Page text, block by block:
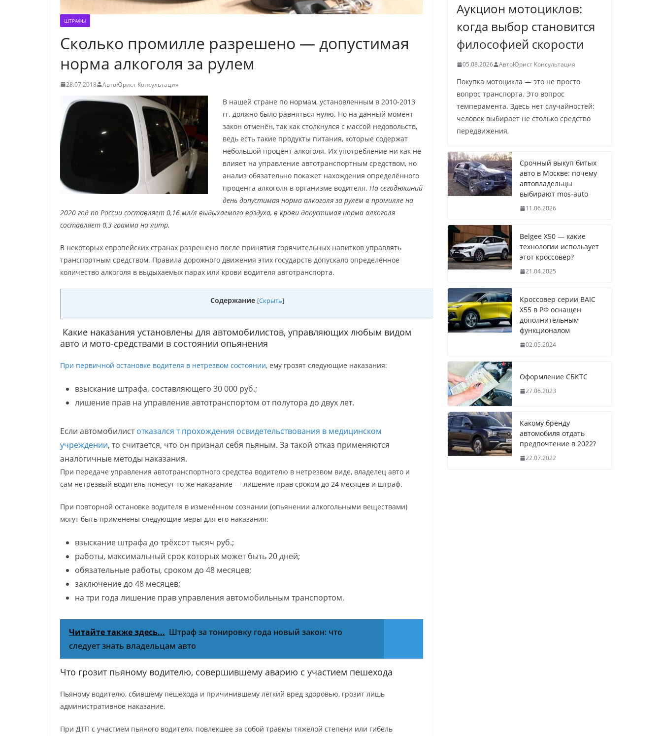
ШТРАФЫ
Сколько промилле разрешено — допустимая
норма алкоголя за рулем
28.07.2018 АвтоЮрист Консультация
В нашей стране по нормам, установленным в 2010-2013
гг. должно было равняться нулю. Но на данный момент
закон отменён, так как столкнулся с массой недовольств,
ведь есть такие продукты питания, которые содержат
небольшой процент алкоголя. Их употребление ни как не
влияет на управление автотранспортным средством, но
анализ обязательно покажет нахождения определённого
процента алкоголя в организме водителя. На сегодняшний
день допустимая норма алкоголя за рулём в промилле на
2020 год по России составляет 0,16 мл/л выдыхаемого воздуха, в крови допустимая норма алкоголя
составляет 0,3 грамма на литр.
В некоторых европейских странах разрешено после принятия горячительных напитков управлять
транспортным средством. Правила дорожного движения этих государств допускало определённое
количество алкоголя в выдыхаемых парах или крови водителя автотранспорта.
Содержание [Скрыть]
Какие наказания установлены для автомобилистов, управляющих любым видом
авто и мото-средствами в состоянии опьянения
При первичной остановке водителя в нетрезвом состоянии, ему грозят следующие наказания:
взыскание штрафа, составляющего 30 000 руб.;
лишение прав на управление автотранспортом от полутора до двух лет.
Если автомобилистотказался т прохождения освидетельствования в медицинском
учреждении, то считается, что он признал себя пьяным. За такой отказ применяются
аналогичные методы наказания.
При передаче управления автотранспортного средства водителю в нетрезвом виде, владелец авто и
сам нетрезвый водитель понесут то же наказание — лишение прав сроком до 24 месяцев и штраф.
При повторной остановке водителя в изменённом сознании (опьянении алкогольными веществами)
могут быть применены следующие меры для его наказания:
взыскание штрафа до трёхсот тысяч руб.;
работы, максимальный срок которых может быть 20 дней;
обязательные работы, сроком до 48 месяцев;
заключение до 48 месяцев;
на три года лишение прав управления автомобильным транспортом.
Читайте также здесь... Штраф за тонировку года новый закон: что
следует знать владельцам авто
Что грозит пьяному водителю, совершившему аварию с участием пешехода
Пьяному водителю, сбившему пешехода и причинившему лёгкий вред здоровью, грозит лишь
административное наказание.
При ДТП с участием пьяного водителя, повлекшее за собой травмы тяжёлой степени или гибель
Аукцион мотоциклов:
когда выбор становится
философией скорости
05.08.2026 АвтоЮрист Консультация
Покупка мотоцикла — это не просто
вопрос транспорта. Это вопрос
темперамента. Здесь нет случайностей:
человек выбирает не столько средство
передвижения,
Срочный выкуп битых
авто в Москве: почему
автовладельцы
выбирают mos-auto
11.06.2026
Belgee X50 — какие
технологии использует
этот кроссовер?
21.04.2025
Кроссовер серии BAIC
X55 в РФ оснащен
дополнительным
функционалом
02.05.2024
Оформление СБКТС
27.06.2023
Какому бренду
автомобиля отдать
предпочтение в 2022?
22.07.2022